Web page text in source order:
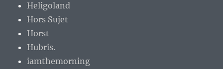
Heligoland
Hors Sujet
Horst
Hubris.
iamthemorning